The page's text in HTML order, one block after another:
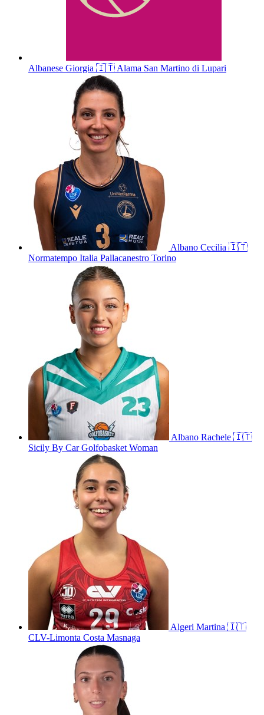
Albanese Giorgia 🇮🇹Alama San Martino di Lupari
Albano Cecilia 🇮🇹
Normatempo Italia Pallacanestro Torino
Albano Rachele 🇮🇹
Sicily By Car Golfobasket Woman
Algeri Martina 🇮🇹
CLV-Limonta Costa Masnaga